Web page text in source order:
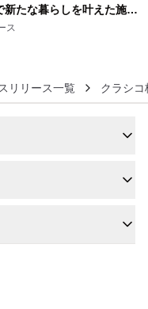
新たな暮らしを叶えた施工
社アースが公開
ス
リリース一覧 クラシ